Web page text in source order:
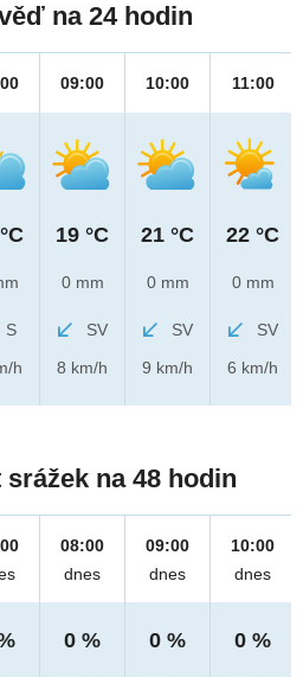
na 24 hodin
S
h
09:00
19 °C
0 mm
SV
8 km/h
10:00
21 °C
0 mm
SV
9 km/h
11:00
22 °C
0 mm
SV
6 km/h
na 48 hodin
08:00
dnes
0 %
09:00
dnes
0 %
10:00
dnes
0 %